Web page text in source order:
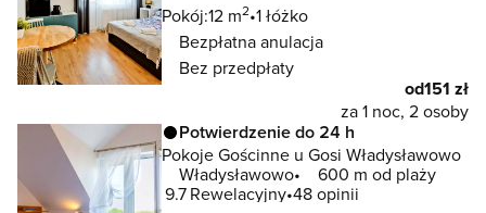
Pokój:12 m2 1 łóżko
Bezpłatna anulacja
Bez przedpłaty
od151 zł
za 1 noc, 2 osoby
Potwierdzenie do 24 h
Pokoje Gościnne u Gosi Władysławowo
Władysławowo
600 m od plaży
9.7Rewelacyjny 48 opinii